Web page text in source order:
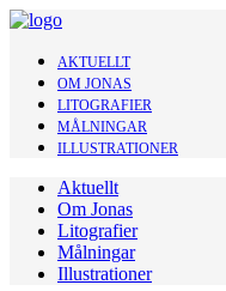
AKTUELLT
OM JONAS
LITOGRAFIER
MÅLNINGAR
ILLUSTRATIONER
Aktuellt
Om Jonas
Litografier
Målningar
Illustrationer